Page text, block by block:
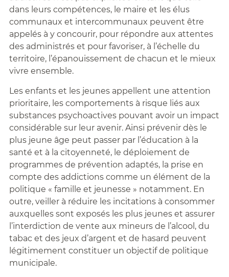
dans leurs compétences, le maire et les élus
communaux et intercommunaux peuvent être
appelés à y concourir, pour répondre aux attentes
des administrés et pour favoriser, à l’échelle du
territoire, l’épanouissement de chacun et le mieux
vivre ensemble.
Les enfants et les jeunes appellent une attention
prioritaire, les comportements à risque liés aux
substances psychoactives pouvant avoir un impact
considérable sur leur avenir. Ainsi prévenir dès le
plus jeune âge peut passer par l’éducation à la
santé et à la citoyenneté, le déploiement de
programmes de prévention adaptés, la prise en
compte des addictions comme un élément de la
politique « famille et jeunesse » notamment. En
outre, veiller à réduire les incitations à consommer
auxquelles sont exposés les plus jeunes et assurer
l’interdiction de vente aux mineurs de l’alcool, du
tabac et des jeux d’argent et de hasard peuvent
légitimement constituer un objectif de politique
municipale.